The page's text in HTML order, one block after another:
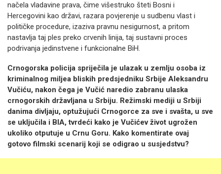
načela vladavine prava, čime višestruko šteti Bosni i
Hercegovini kao državi, razara povjerenje u sudbenu vlast i
političke procedure, izaziva pravnu nesigurnost, a pritom
nastavlja taj ples preko crvenih linija, taj sustavni proces
podrivanja jedinstvene i funkcionalne BiH.
Crnogorska policija spriječila je ulazak u zemlju osoba iz
kriminalnog miljea bliskih predsjedniku Srbije Aleksandru
Vučiću, nakon čega je Vučić naredio zabranu ulaska
crnogorskih državljana u Srbiju. Režimski mediji u Srbiji
danima divljaju, optužujući Crnogorce za sve i svašta, u sve
se uključila i BIA, tvrdeći kako je Vučićev život ugrožen
ukoliko otputuje u Crnu Goru. Kako komentirate ovaj
gotovo filmski scenarij koji se odigrao u susjedstvu?